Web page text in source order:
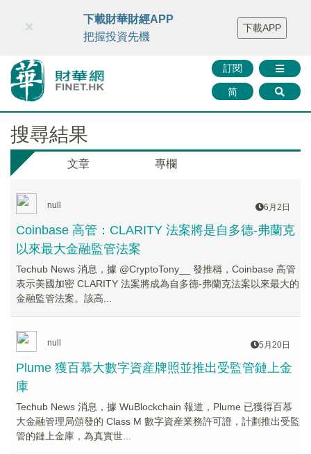
財華智庫網 FINTV FINMETA 財華證券 媒體矩陣
智庫沙龍
聯絡我們
訂閱
简
×
下載財華財經APP
把握投資先機
下載APP
搜尋結果
文章 專欄
null 6月2日
Coinbase 高管：CLARITY 法案將是自多德-弗蘭克
以來最大金融監管法案
Techub News 消息，據 @CryptoTony__ 發推稱，Coinbase 高管
表示美國加密 CLARITY 法案將成為自多德-弗蘭克法案以來最大的
金融監管法案。該高...
null 5月20日
Plume 獲百慕大數字資産牌照並推出受監管鏈上金
庫
Techub News 消息，據 WuBlockchain 報道，Plume 已獲得百慕
大金融管理局頒發的 Class M 數字資産業務許可證，計劃推出受監
管的鏈上金庫，為真實世...